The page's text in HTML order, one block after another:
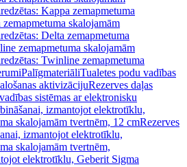
Kappa zemapmetuma
zemapmetuma skalojamām
Delta zemapmetuma
zemapmetuma skalojamām
Twinline zemapmetuma
PalīgmateriāliTualetes podu vadības
aktivizācijuRezerves daļas
sistēmas ar elektronisku
izmantojot elektrotīklu,
skalojamām tvertnēm, 12 cmRezerves
izmantojot elektrotīklu,
skalojamām tvertnēm,
elektrotīklu, Geberit Sigma